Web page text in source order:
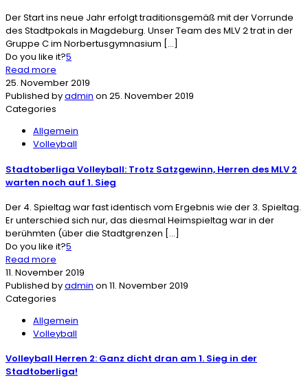
Der Start ins neue Jahr erfolgt traditionsgemäß mit der Vorrunde
des Stadtpokals in Magdeburg. Unser Team des MLV 2 trat in der
Gruppe C im Norbertusgymnasium […]
Do you like it?5
Read more
25. November 2019
Published byadmin on 25. November 2019
Categories
Allgemein
Volleyball
Stadtoberliga Volleyball: Trotz Satzgewinn, Herren des MLV 2
warten noch auf 1. Sieg
Der 4. Spieltag war fast identisch vom Ergebnis wie der 3. Spieltag.
Er unterschied sich nur, das diesmal Heimspieltag war in der
berühmten (über die Stadtgrenzen […]
Do you like it?5
Read more
11. November 2019
Published byadmin on 11. November 2019
Categories
Allgemein
Volleyball
Volleyball Herren 2: Ganz dicht dran am 1. Sieg in der
Stadtoberliga!